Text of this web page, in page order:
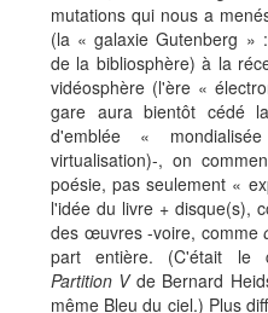
mutations qui nous a
(la « galaxie Gutenberg »
de la bibliosphère) à la
vidéosphère (l'ère «
gare aura bientôt cédé
d'emblée «
virtualisation)-, on
poésie, pas seulement «
l'idée du livre + disque(s),
des œuvres -voire, comme
part entière. (C'était le
Partition Vde Bernard
même Bleu du ciel.) Plus